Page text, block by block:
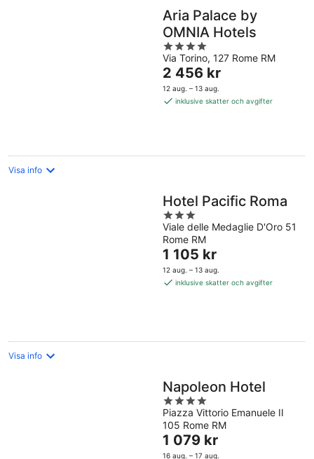
Aria Palace by
OMNIA Hotels
4
out
of
5
Via Torino, 127 Rome RM
Priset
är
2 456 kr
2 456 kr
12 aug. – 13 aug.
inklusive skatter och avgifter
Visa info
Hotel Pacific Roma
3
out
of
5
Viale delle Medaglie D'Oro 51
Rome RM
Priset
är
1 105 kr
1 105 kr
12 aug. – 13 aug.
inklusive skatter och avgifter
Visa info
Napoleon Hotel
4
out
of
5
Piazza Vittorio Emanuele II
105 Rome RM
Priset
är
1 079 kr
16 aug. – 17 aug.